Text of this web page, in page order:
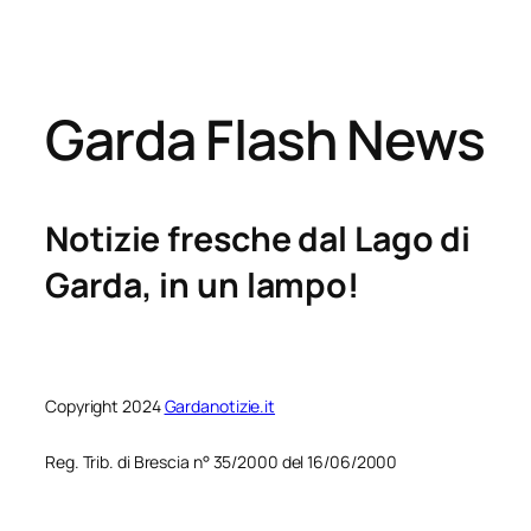
Garda Flash News
Notizie fresche dal Lago di
Garda, in un lampo!
Copyright 2024Gardanotizie.it
Reg. Trib. di Brescia n° 35/2000 del 16/06/2000